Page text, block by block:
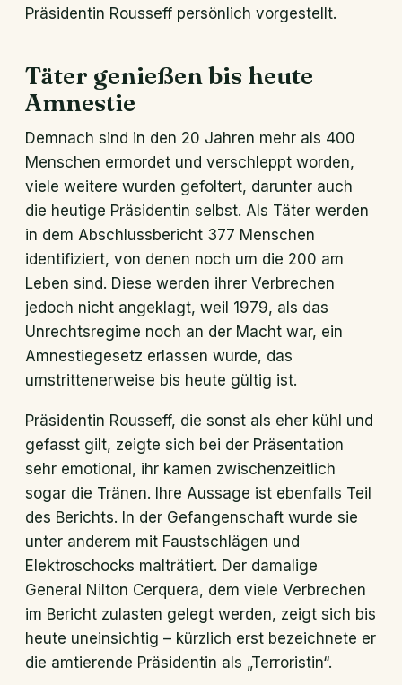
Präsidentin Rousseff persönlich vorgestellt.
Täter genießen bis heute
Amnestie
Demnach sind in den 20 Jahren mehr als 400
Menschen ermordet und verschleppt worden,
viele weitere wurden gefoltert, darunter auch
die heutige Präsidentin selbst. Als Täter werden
in dem Abschlussbericht 377 Menschen
identifiziert, von denen noch um die 200 am
Leben sind. Diese werden ihrer Verbrechen
jedoch nicht angeklagt, weil 1979, als das
Unrechtsregime noch an der Macht war, ein
Amnestiegesetz erlassen wurde, das
umstrittenerweise bis heute gültig ist.
Präsidentin Rousseff, die sonst als eher kühl und
gefasst gilt, zeigte sich bei der Präsentation
sehr emotional, ihr kamen zwischenzeitlich
sogar die Tränen. Ihre Aussage ist ebenfalls Teil
des Berichts. In der Gefangenschaft wurde sie
unter anderem mit Faustschlägen und
Elektroschocks malträtiert. Der damalige
General Nilton Cerquera, dem viele Verbrechen
im Bericht zulasten gelegt werden, zeigt sich bis
heute uneinsichtig – kürzlich erst bezeichnete er
die amtierende Präsidentin als „Terroristin“.